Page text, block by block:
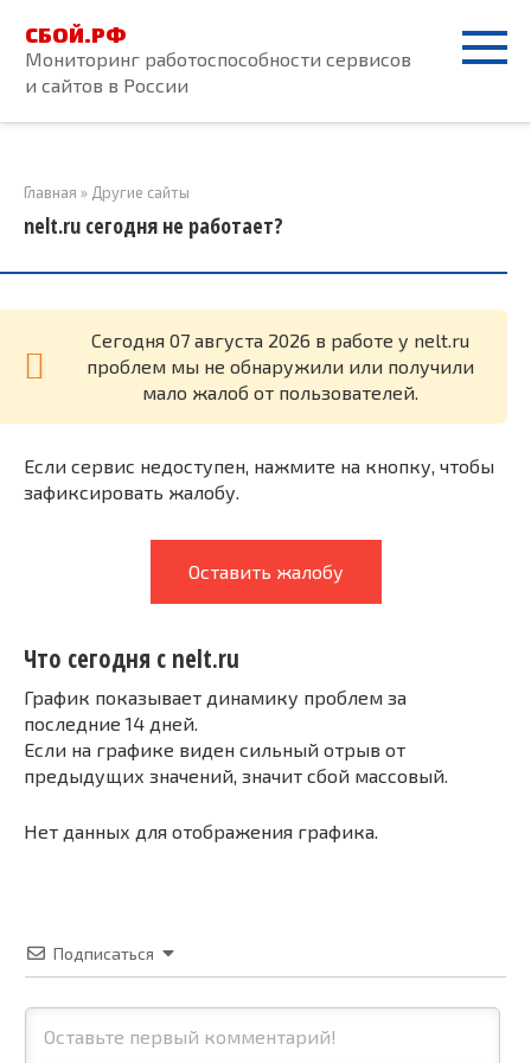
контенту
СБОЙ.РФ
Мониторинг работоспособности сервисов
и сайтов в России
Главная » Другие сайты
nelt.ru сегодня не работает?
Cегодня 07 августа 2026 в работе у nelt.ru
проблем мы не обнаружили или получили
мало жалоб от пользователей.
Если сервис недоступен, нажмите на кнопку, чтобы
зафиксировать жалобу.
Оставить жалобу
Что сегодня с nelt.ru
График показывает динамику проблем за
последние 14 дней.
Если на графике виден сильный отрыв от
предыдущих значений, значит сбой массовый.
Нет данных для отображения графика.
Подписаться